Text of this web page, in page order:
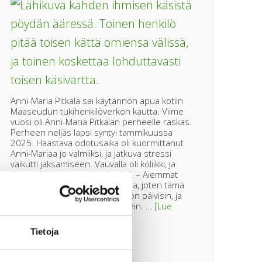
Tietoja
Anni-Maria Pitkälä sai käytännön apua kotiin
Maaseudun tukihenkilöverkon kautta. Viime
vuosi oli Anni-Maria Pitkälän perheelle raskas.
Perheen neljäs lapsi syntyi tammikuussa
2025. Haastava odotusaika oli kuormittanut
Anni-Mariaa jo valmiiksi, ja jatkuva stressi
vaikutti jaksamiseen. Vauvalla oli koliikki, ja
tilanne kävi nopeasti raskaaksi. – Aiemmat
lapset eivät olleet koliikkivauvoja, joten tämä
tuli täysin uutena. Itkua oli paljon päivisin, ja
öisin herättiin parin tunnin välein. … [Lue
lisää...]tietoa”Pienikin
apu
voi
avata